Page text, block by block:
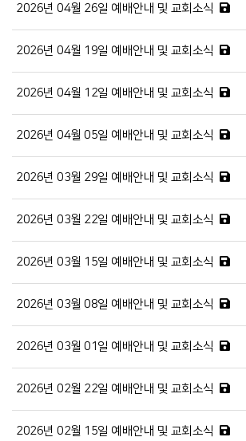
2026년 04월 26일 예배안내 및 교회소식
2026년 04월 19일 예배안내 및 교회소식
2026년 04월 12일 예배안내 및 교회소식
2026년 04월 05일 예배안내 및 교회소식
2026년 03월 29일 예배안내 및 교회소식
2026년 03월 22일 예배안내 및 교회소식
2026년 03월 15일 예배안내 및 교회소식
2026년 03월 08일 예배안내 및 교회소식
2026년 03월 01일 예배안내 및 교회소식
2026년 02월 22일 예배안내 및 교회소식
2026년 02월 15일 예배안내 및 교회소식